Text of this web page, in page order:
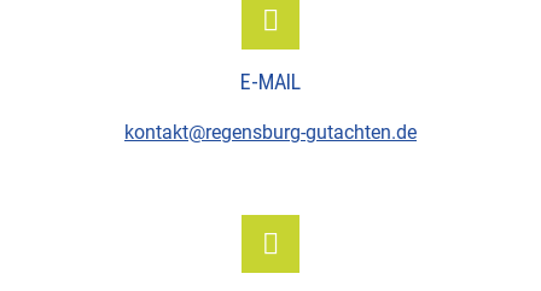
E-MAIL
kontakt@regensburg-gutachten.de